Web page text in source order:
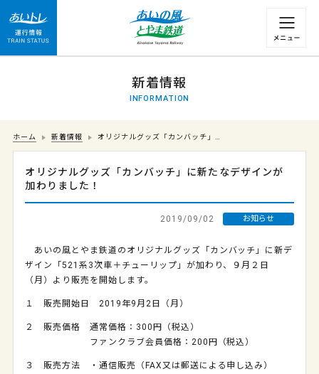
運行情報 列車の遅れ情報等についてはこちら
新着情報
INFORMATION
ホーム 新着情報 オリジナルグッズ「カンバッチ」…
オリジナルグッズ「カンバッチ」に新たなデザインが
加わりました！
2019/09/02 お知らせ
あいの風とやま鉄道のオリジナルグッズ「カンバッチ」に新デ
ザイン「521系3次車＋チューリップ」が加わり、９月２日
（月）より販売を開始します。
１ 販売開始日 2019年9月2日（月）
２ 販売価格 通常価格：300円（税込）
ファンクラブ会員価格：200円（税込）
３ 販売方法 ・通信販売（FAX又は郵送による申し込み）